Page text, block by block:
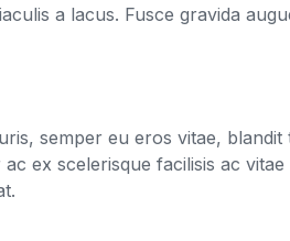
a lacus. Fusce gravida
semper eu eros vitae, blandit
ex scelerisque facilisis ac